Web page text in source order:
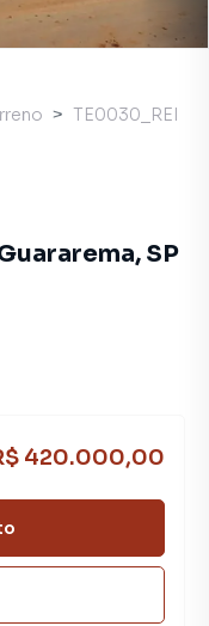
TE0030_REI
SP
420.000,00